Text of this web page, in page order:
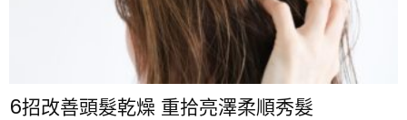
6招改善頭髮乾燥 重拾亮澤柔順秀髮